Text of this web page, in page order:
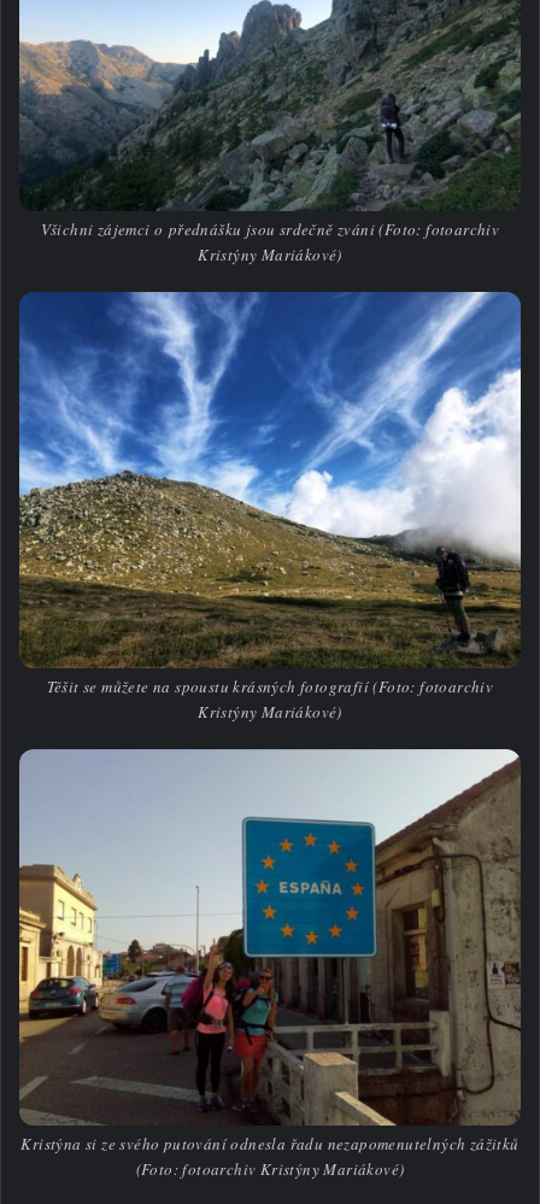
Všichni zájemci o přednášku jsou srdečně zváni (Foto: fotoarchiv
Kristýny Mariákové)
Těšit se můžete na spoustu krásných fotografií (Foto: fotoarchiv
Kristýny Mariákové)
Kristýna si ze svého putování odnesla řadu nezapomenutelných zážitků
(Foto: fotoarchiv Kristýny Mariákové)